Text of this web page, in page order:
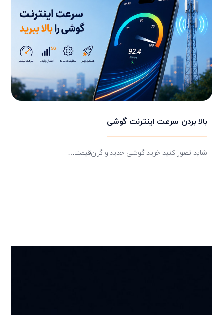
بالا بردن سرعت اینترنت گوشی
شاید تصور کنید خرید گوشی جدید و گران‌قیمت…